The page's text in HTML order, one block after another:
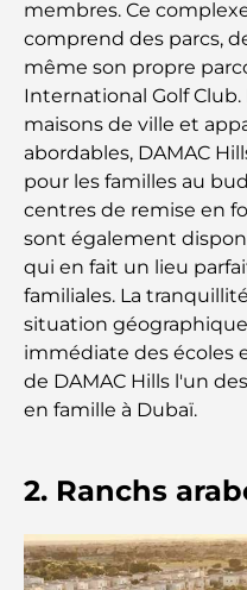
summum du fitness
Le guide ultime
de Palm Jumeirah
Découvrez les
Business Bay, à
Hôpitaux publics à
complets pour tous
Lamborghini les
liste ultime des
guide pour les
membres. Ce
comprend des parcs,
même son propre
International Golf
maisons de ville et
abordables, DAMAC
pour les familles au
centres de remise en
sont également
qui en fait un lieu
familiales. La
situation
immédiate des écoles
de DAMAC Hills l'un
en famille à Dubaï.
2. Ranchs